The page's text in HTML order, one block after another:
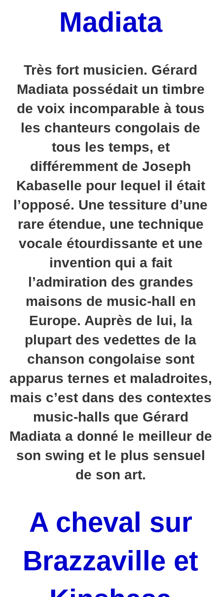
Madiata
Très fort musicien. Gérard
Madiata possédait un timbre
de voix incomparable à tous
les chanteurs congolais de
tous les temps, et
différemment de Joseph
Kabaselle pour lequel il était
l’opposé. Une tessiture d’une
rare étendue, une technique
vocale étourdissante et une
invention qui a fait
l’admiration des grandes
maisons de music-hall en
Europe. Auprès de lui, la
plupart des vedettes de la
chanson congolaise sont
apparus ternes et maladroites,
mais c’est dans des contextes
music-halls que Gérard
Madiata a donné le meilleur de
son swing et le plus sensuel
de son art.
A cheval sur
Brazzaville et